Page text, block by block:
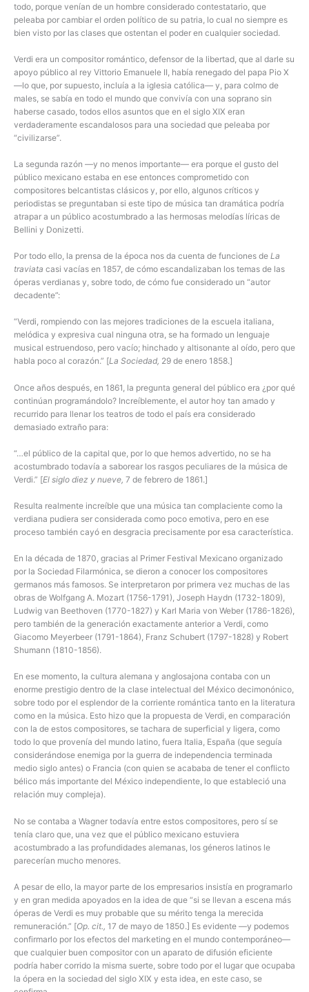
todo, porque venían de un hombre considerado contestatario, que
peleaba por cambiar el orden político de su patria, lo cual no siempre es
bien visto por las clases que ostentan el poder en cualquier sociedad.
Verdi era un compositor romántico, defensor de la libertad, que al darle su
apoyo público al rey Vittorio Emanuele II, había renegado del papa Pio X
—lo que, por supuesto, incluía a la iglesia católica— y, para colmo de
males, se sabía en todo el mundo que convivía con una soprano sin
haberse casado, todos ellos asuntos que en el siglo XIX eran
verdaderamente escandalosos para una sociedad que peleaba por
“civilizarse”.
La segunda razón —y no menos importante— era porque el gusto del
público mexicano estaba en ese entonces comprometido con
compositores belcantistas clásicos y, por ello, algunos críticos y
periodistas se preguntaban si este tipo de música tan dramática podría
atrapar a un público acostumbrado a las hermosas melodías líricas de
Bellini y Donizetti.
Por todo ello, la prensa de la época nos da cuenta de funciones de La
traviata casi vacías en 1857, de cómo escandalizaban los temas de las
óperas verdianas y, sobre todo, de cómo fue considerado un “autor
decadente”:
“Verdi, rompiendo con las mejores tradiciones de la escuela italiana,
melódica y expresiva cual ninguna otra, se ha formado un lenguaje
musical estruendoso, pero vacío; hinchado y altisonante al oído, pero que
habla poco al corazón.” [La Sociedad, 29 de enero 1858.]
Once años después, en 1861, la pregunta general del público era ¿por qué
continúan programándolo? Increíblemente, el autor hoy tan amado y
recurrido para llenar los teatros de todo el país era considerado
demasiado extraño para:
“…el público de la capital que, por lo que hemos advertido, no se ha
acostumbrado todavía a saborear los rasgos peculiares de la música de
Verdi.” [El siglo diez y nueve, 7 de febrero de 1861.]
Resulta realmente increíble que una música tan complaciente como la
verdiana pudiera ser considerada como poco emotiva, pero en ese
proceso también cayó en desgracia precisamente por esa característica.
En la década de 1870, gracias al Primer Festival Mexicano organizado
por la Sociedad Filarmónica, se dieron a conocer los compositores
germanos más famosos. Se interpretaron por primera vez muchas de las
obras de Wolfgang A. Mozart (1756-1791), Joseph Haydn (1732-1809),
Ludwig van Beethoven (1770-1827) y Karl Maria von Weber (1786-1826),
pero también de la generación exactamente anterior a Verdi, como
Giacomo Meyerbeer (1791-1864), Franz Schubert (1797-1828) y Robert
Shumann (1810-1856).
En ese momento, la cultura alemana y anglosajona contaba con un
enorme prestigio dentro de la clase intelectual del México decimonónico,
sobre todo por el esplendor de la corriente romántica tanto en la literatura
como en la música. Esto hizo que la propuesta de Verdi, en comparación
con la de estos compositores, se tachara de superficial y ligera, como
todo lo que provenía del mundo latino, fuera Italia, España (que seguía
considerándose enemiga por la guerra de independencia terminada
medio siglo antes) o Francia (con quien se acababa de tener el conflicto
bélico más importante del México independiente, lo que estableció una
relación muy compleja).
No se contaba a Wagner todavía entre estos compositores, pero sí se
tenía claro que, una vez que el público mexicano estuviera
acostumbrado a las profundidades alemanas, los géneros latinos le
parecerían mucho menores.
A pesar de ello, la mayor parte de los empresarios insistía en programarlo
y en gran medida apoyados en la idea de que “si se llevan a escena más
óperas de Verdi es muy probable que su mérito tenga la merecida
remuneración.” [Op. cit., 17 de mayo de 1850.] Es evidente —y podemos
confirmarlo por los efectos del marketing en el mundo contemporáneo—
que cualquier buen compositor con un aparato de difusión eficiente
podría haber corrido la misma suerte, sobre todo por el lugar que ocupaba
la ópera en la sociedad del siglo XIX y esta idea, en este caso, se